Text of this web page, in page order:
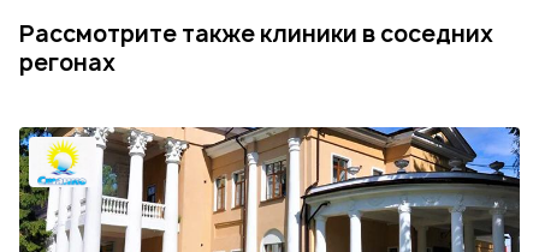
Рассмотрите также клиники в соседних
регонах